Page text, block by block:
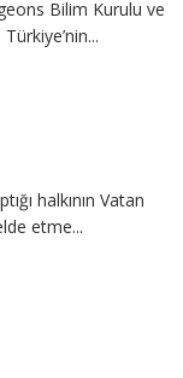
Bilim Kurulu ve
halkının Vatan
etme...